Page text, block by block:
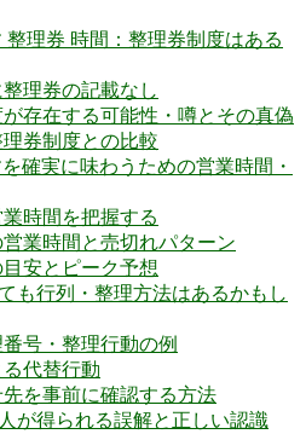
整理券 時間：整理券制度はある
理券の記載なし
存在する可能性・噂とその真偽
券制度との比較
確実に味わうための営業時間・
時間を把握する
業時間と売切れパターン
安とピーク予想
も行列・整理方法はあるかもし
号・整理行動の例
代替行動
を事前に確認する方法
が得られる誤解と正しい認識